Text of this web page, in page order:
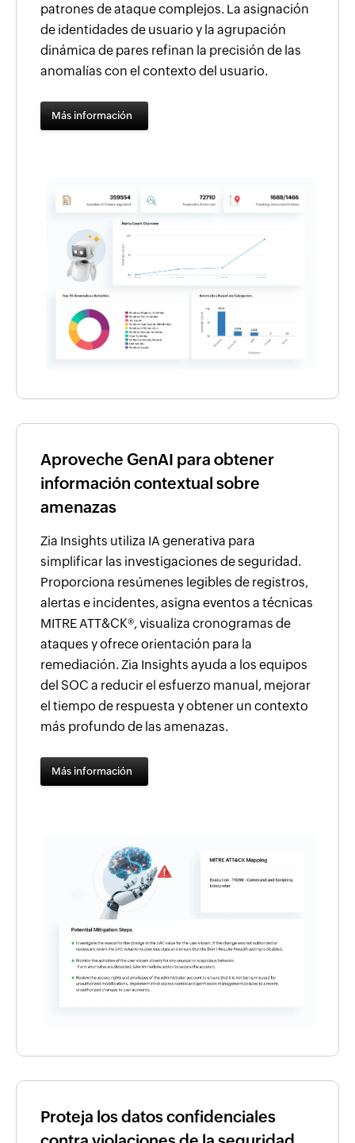
patrones de ataque complejos. La asignación
de identidades de usuario y la agrupación
dinámica de pares refinan la precisión de las
anomalías con el contexto del usuario.
Más información
Aproveche GenAI para obtener
información contextual sobre
amenazas
Zia Insights utiliza IA generativa para
simplificar las investigaciones de seguridad.
Proporciona resúmenes legibles de registros,
alertas e incidentes, asigna eventos a técnicas
MITRE ATT&CK®, visualiza cronogramas de
ataques y ofrece orientación para la
remediación. Zia Insights ayuda a los equipos
del SOC a reducir el esfuerzo manual, mejorar
el tiempo de respuesta y obtener un contexto
más profundo de las amenazas.
Más información
Proteja los datos confidenciales